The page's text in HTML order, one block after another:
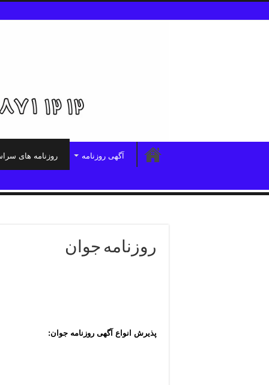
آگهی روزنامه روزنامه های
روزنامه جوان
پذیرش انواع آگهی روزنامه جوان: